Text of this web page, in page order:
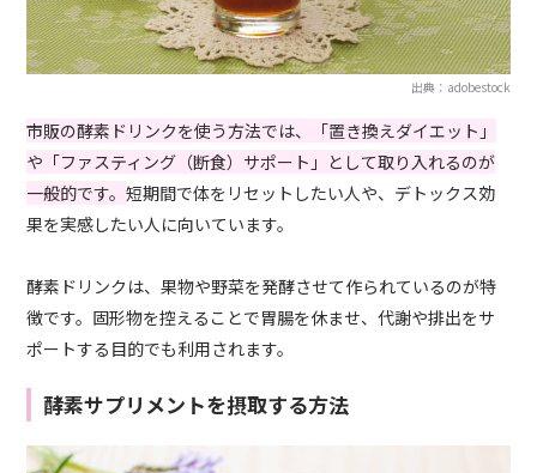
出典：adobestock
市販の酵素ドリンクを使う方法では、「置き換えダイエット」
や「ファスティング（断食）サポート」として取り入れるのが
一般的です。短期間で体をリセットしたい人や、デトックス効
果を実感したい人に向いています。
酵素ドリンクは、果物や野菜を発酵させて作られているのが特
徴です。固形物を控えることで胃腸を休ませ、代謝や排出をサ
ポートする目的でも利用されます。
酵素サプリメントを摂取する方法